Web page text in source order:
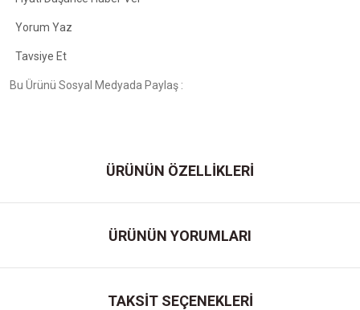
Yorum Yaz
Tavsiye Et
Bu Ürünü Sosyal Medyada Paylaş :
ÜRÜNÜN ÖZELLİKLERİ
ÜRÜNÜN YORUMLARI
TAKSİT SEÇENEKLERİ